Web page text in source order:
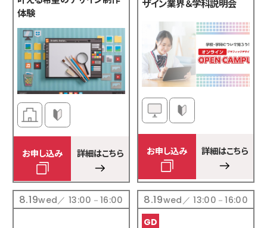
体験
お申し込み 詳細はこちら
ザイン業界＆学科説明会
お申し込み 詳細はこちら
8.19wed／ 13:00－16:00 8.19wed／ 13:00－16:00